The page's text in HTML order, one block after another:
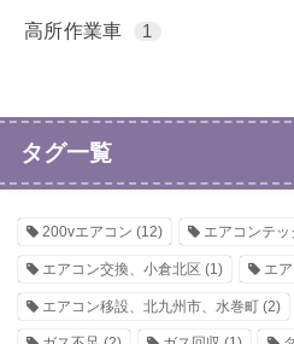
高所作業車 1
タグ一覧
200vエアコン (12) エアコンテッ
エアコン交換、小倉北区 (1) エ
エアコン移設、北九州市、水巻町 (2)